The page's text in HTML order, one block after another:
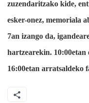
zuzendaritzako kide,
esker-onez, memoriala
7an izango da,
hartzearekin. 10:00etan
16:00etan arratsaldeko